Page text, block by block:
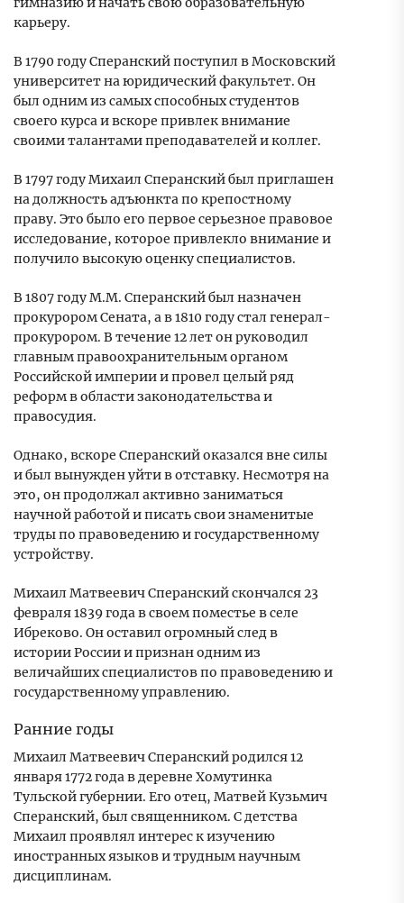
карьеру.
В 1790 году Сперанский поступил в Московский
университет на юридический факультет. Он
был одним из самых способных студентов
своего курса и вскоре привлек внимание
своими талантами преподавателей и коллег.
В 1797 году Михаил Сперанский был приглашен
на должность адъюнкта по крепостному
праву. Это было его первое серьезное правовое
исследование, которое привлекло внимание и
получило высокую оценку специалистов.
В 1807 году М.М. Сперанский был назначен
прокурором Сената, а в 1810 году стал генерал-
прокурором. В течение 12 лет он руководил
главным правоохранительным органом
Российской империи и провел целый ряд
реформ в области законодательства и
правосудия.
Однако, вскоре Сперанский оказался вне силы
и был вынужден уйти в отставку. Несмотря на
это, он продолжал активно заниматься
научной работой и писать свои знаменитые
труды по правоведению и государственному
устройству.
Михаил Матвеевич Сперанский скончался 23
февраля 1839 года в своем поместье в селе
Ибреково. Он оставил огромный след в
истории России и признан одним из
величайших специалистов по правоведению и
государственному управлению.
Ранние годы
Михаил Матвеевич Сперанский родился 12
января 1772 года в деревне Хомутинка
Тульской губернии. Его отец, Матвей Кузьмич
Сперанский, был священником. С детства
Михаил проявлял интерес к изучению
иностранных языков и трудным научным
дисциплинам.